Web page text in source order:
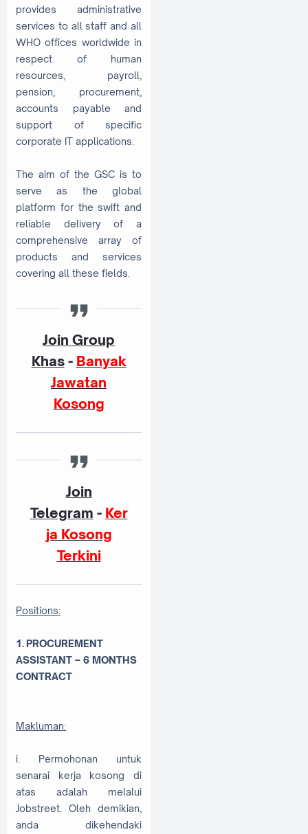
provides administrative
services to all staff and all
WHO offices worldwide in
respect of human
resources, payroll,
pension, procurement,
accounts payable and
support of specific
corporate IT applications.
The aim of the GSC is to
serve as the global
platform for the swift and
reliable delivery of a
comprehensive array of
products and services
covering all these fields.
Join Group
Khas- Banyak
Jawatan
Kosong
Join
Telegram - Ker
ja Kosong
Terkini
Positions:
1. PROCUREMENT
ASSISTANT – 6 MONTHS
CONTRACT
Makluman:
i. Permohonan untuk
senarai kerja kosong di
atas adalah melalui
Jobstreet. Oleh demikian,
anda dikehendaki